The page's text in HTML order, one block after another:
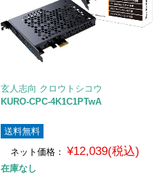
玄人志向 クロウトシコウ
KURO-CPC-4K1C1PTwA
送料無料
ネット価格：
¥12,039(税込)
在庫なし